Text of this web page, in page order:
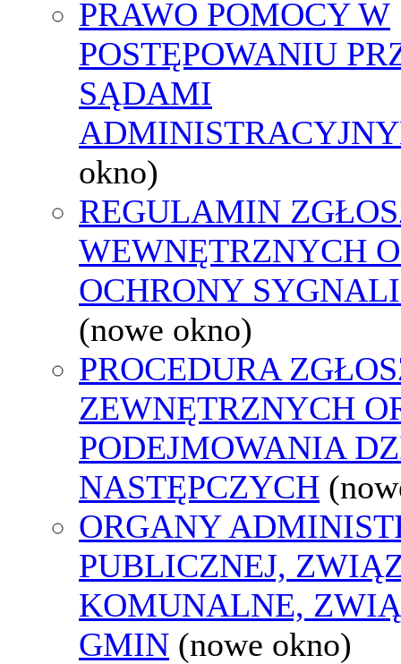
PRAWO POMOCY W
POSTĘPOWANIU
SĄDAMI
okno)
REGULAMIN
WEWNĘTRZNYCH
OCHRONY
(nowe okno)
PROCEDURA
ZEWNĘTRZNYCH
PODEJMOWANIA
NASTĘPCZYCH
ORGANY
PUBLICZNEJ,
KOMUNALNE,
GMIN (nowe okno)